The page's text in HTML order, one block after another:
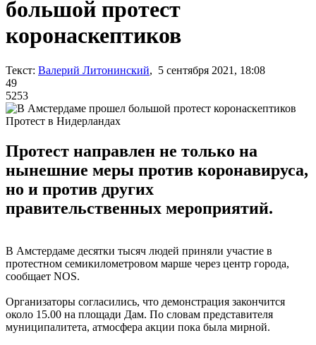
большой протест
коронаскептиков
Текст: Валерий Литонинский, 5 сентября 2021, 18:08
49
5253
Протест в Нидерландах
Протест направлен не только на
нынешние меры против коронавируса,
но и против других
правительственных мероприятий.
В Амстердаме десятки тысяч людей приняли участие в
протестном семикилометровом марше через центр города,
сообщает NOS.
Организаторы согласились, что демонстрация закончится
около 15.00 на площади Дам. По словам представителя
муниципалитета, атмосфера акции пока была мирной.